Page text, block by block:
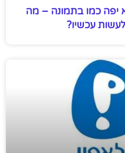
יפה כמו בתמונה – מה
עכשיו?